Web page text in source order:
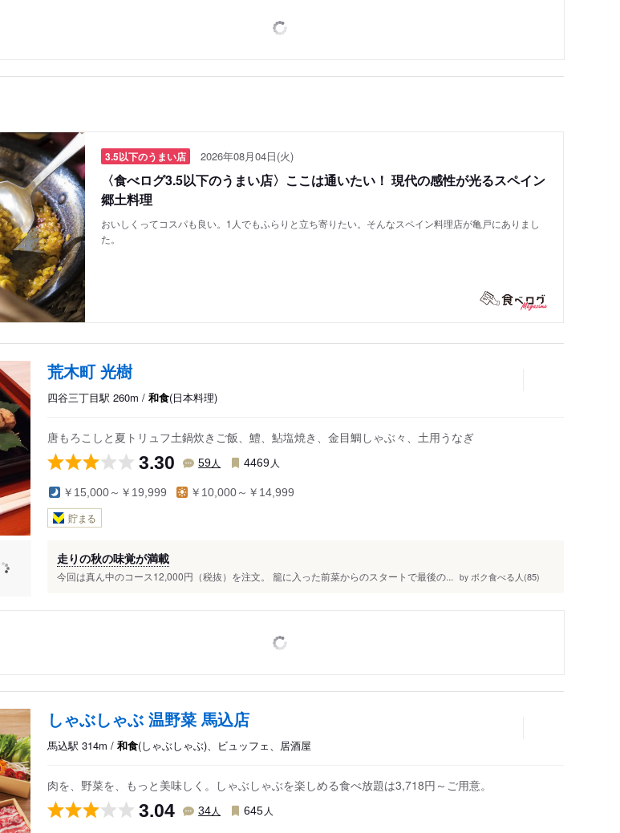
3.5以下のうまい店 2026年08月04日(火)
〈食べログ3.5以下のうまい店〉ここは通いたい！ 現代の感性が光るスペイン
郷土料理
おいしくってコスパも良い。1人でもふらりと立ち寄りたい。そんなスペイン料理店が亀戸にありまし
た。
荒木町 光樹
四谷三丁目駅 260m / 和食(日本料理)
唐もろこしと夏トリュフ土鍋炊きご飯、鱧、鮎塩焼き、金目鯛しゃぶ々、土用うなぎ
3.30 59人 4469 人
￥15,000～￥19,999 ￥10,000～￥14,999
貯まる
走りの秋の味覚が満載
今回は真ん中のコース12,000円（税抜）を注文。 籠に入った前菜からのスタートで最後の... by ボク食べる人(85)
しゃぶしゃぶ 温野菜 馬込店
馬込駅 314m / 和食(しゃぶしゃぶ)、ビュッフェ、居酒屋
肉を、野菜を、もっと美味しく。しゃぶしゃぶを楽しめる食べ放題は3,718円～ご用意。
3.04 34人 645 人